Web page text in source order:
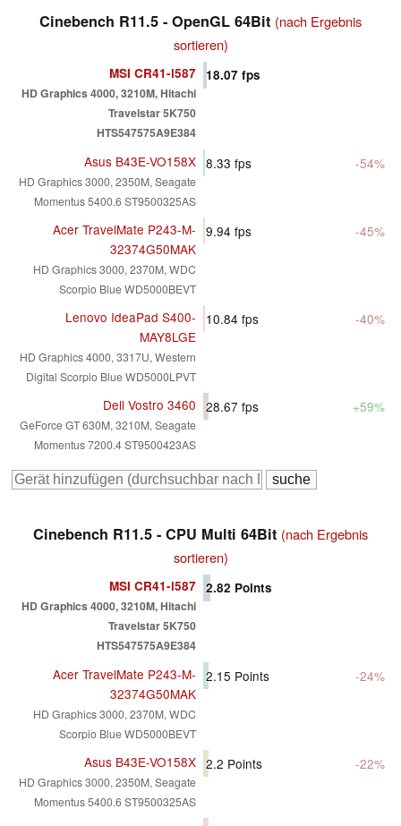
Cinebench R11.5 - OpenGL 64Bit (nach Ergebnis
sortieren)
MSI CR41-i587
HD Graphics 4000, 3210M, Hitachi
Travelstar 5K750
HTS547575A9E384
18.07 fps
Asus B43E-VO158X
HD Graphics 3000, 2350M, Seagate
Momentus 5400.6 ST9500325AS
8.33 fps -54%
Acer TravelMate P243-M-
32374G50MAK
HD Graphics 3000, 2370M, WDC
Scorpio Blue WD5000BEVT
9.94 fps -45%
Lenovo IdeaPad S400-
MAY8LGE
HD Graphics 4000, 3317U, Western
Digital Scorpio Blue WD5000LPVT
10.84 fps -40%
Dell Vostro 3460
GeForce GT 630M, 3210M, Seagate
Momentus 7200.4 ST9500423AS
28.67 fps +59%
Cinebench R11.5 - CPU Multi 64Bit (nach Ergebnis
sortieren)
MSI CR41-i587
HD Graphics 4000, 3210M, Hitachi
Travelstar 5K750
HTS547575A9E384
2.82 Points
Acer TravelMate P243-M-
32374G50MAK
HD Graphics 3000, 2370M, WDC
Scorpio Blue WD5000BEVT
2.15 Points -24%
Asus B43E-VO158X
HD Graphics 3000, 2350M, Seagate
Momentus 5400.6 ST9500325AS
2.2 Points -22%